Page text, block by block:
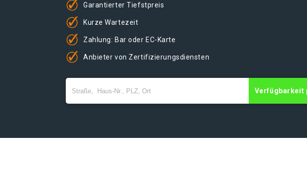
Garantierter Tiefstpreis
Kurze Wartezeit
Zahlung: Bar oder EC-Karte
Anbieter von Zertifizierungsdiensten
Verfügbarkeit